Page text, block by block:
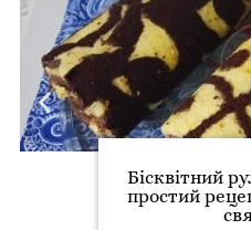
Бісквітний
простий